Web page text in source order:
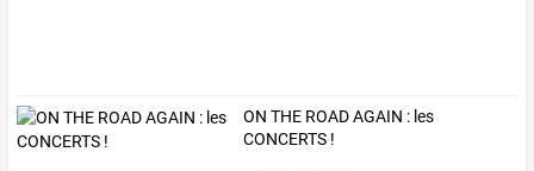
ON THE ROAD AGAIN : les
CONCERTS !